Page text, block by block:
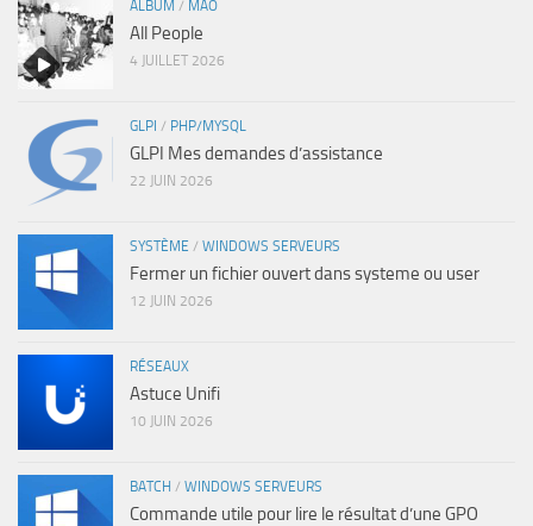
ALBUM / MAO
All People
4 JUILLET 2026
GLPI / PHP/MYSQL
GLPI Mes demandes d’assistance
22 JUIN 2026
SYSTÈME / WINDOWS SERVEURS
Fermer un fichier ouvert dans systeme ou user
12 JUIN 2026
RÉSEAUX
Astuce Unifi
10 JUIN 2026
BATCH / WINDOWS SERVEURS
Commande utile pour lire le résultat d’une GPO